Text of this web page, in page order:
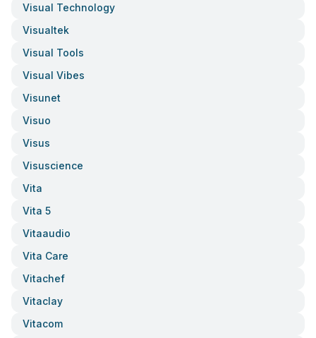
Visual Technology
Visualtek
Visual Tools
Visual Vibes
Visunet
Visuo
Visus
Visuscience
Vita
Vita 5
Vitaaudio
Vita Care
Vitachef
Vitaclay
Vitacom